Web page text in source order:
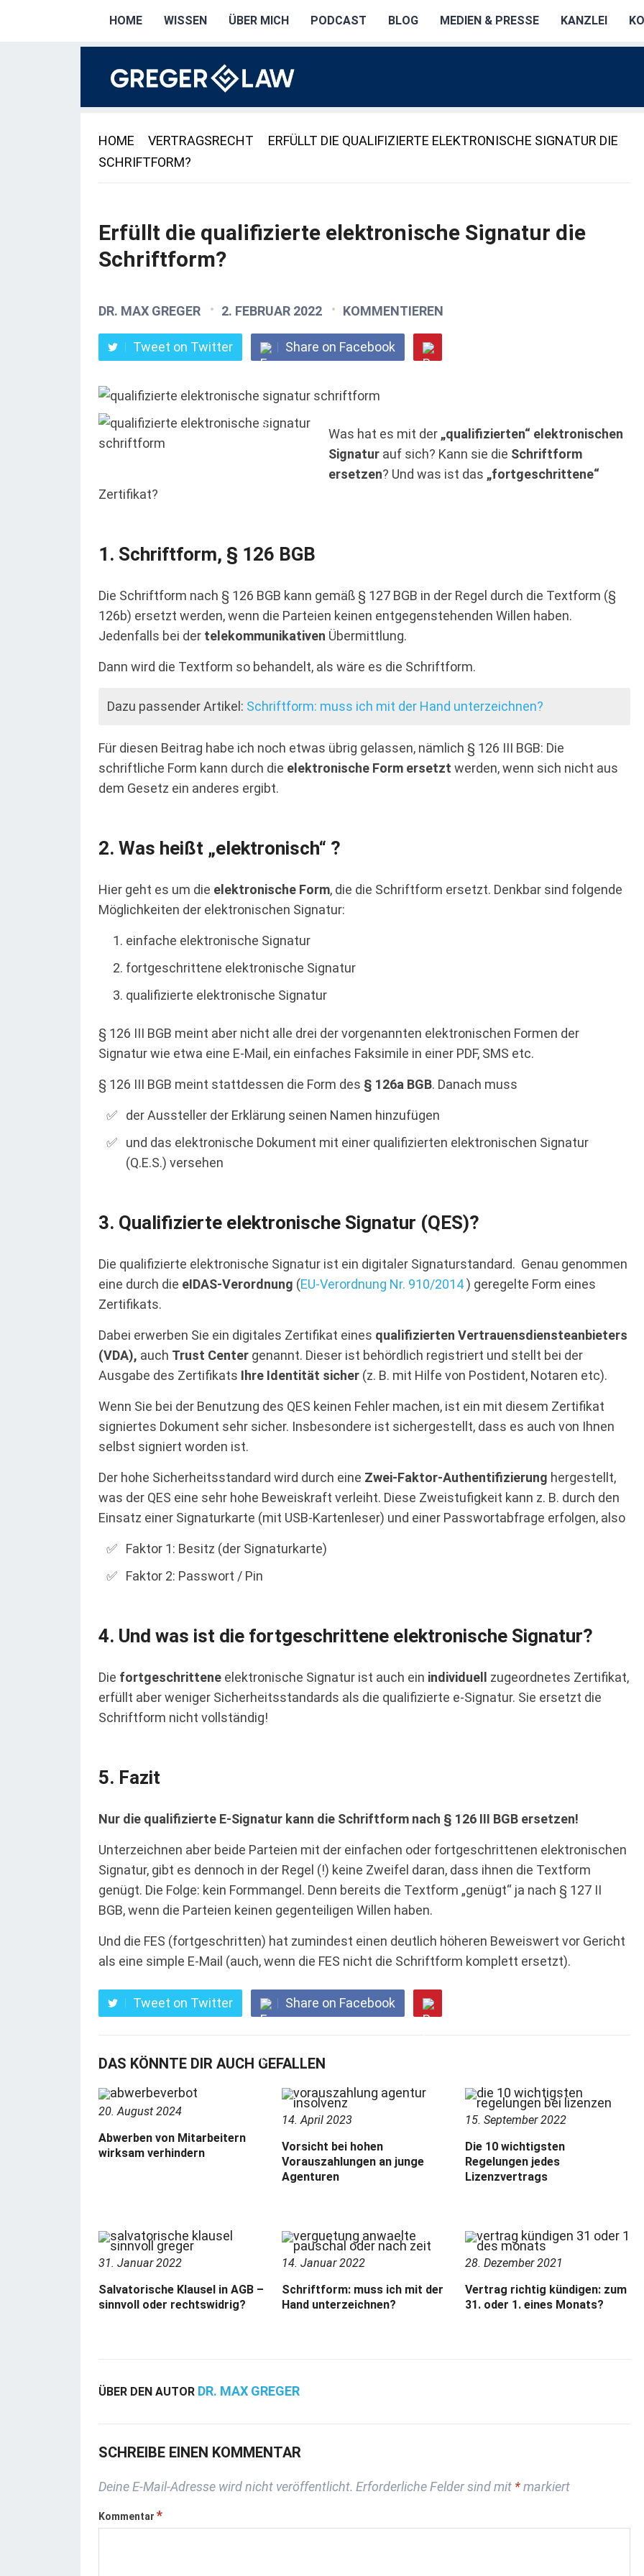
HOME WISSEN ÜBER MICH PODCAST BLOG MEDIEN & PRESSE KANZLEI
HOME VERTRAGSRECHT
ERFÜLLT DIE QUALIFIZIERTE ELEKTRONISCHE SIGNATUR DIE
SCHRIFTFORM?
Erfüllt die qualifizierte elektronische Signatur die
Schriftform?
DR. MAX GREGER 2. FEBRUAR 2022 KOMMENTIEREN
Tweet on Twitter Share on Facebook
Was hat es mit der „qualifizierten“ elektronischen
Signatur auf sich? Kann sie die Schriftform
ersetzen? Und was ist das „fortgeschrittene“
Zertifikat?
Schriftform, § 126 BGB
Die Schriftform nach § 126 BGB kann gemäß § 127 BGB in der Regel durch die Textform (§
126b) ersetzt werden, wenn die Parteien keinen entgegenstehenden Willen haben.
Jedenfalls bei der telekommunikativen Übermittlung.
Dann wird die Textform so behandelt, als wäre es die Schriftform.
Dazu passender Artikel: Schriftform: muss ich mit der Hand unterzeichnen?
Für diesen Beitrag habe ich noch etwas übrig gelassen, nämlich § 126 III BGB: Die
schriftliche Form kann durch die elektronische Form ersetzt werden, wenn sich nicht aus
dem Gesetz ein anderes ergibt.
Was heißt „elektronisch“ ?
Hier geht es um die elektronische Form, die die Schriftform ersetzt. Denkbar sind folgende
Möglichkeiten der elektronischen Signatur:
einfache elektronische Signatur
fortgeschrittene elektronische Signatur
qualifizierte elektronische Signatur
§ 126 III BGB meint aber nicht alle drei der vorgenannten elektronischen Formen der
Signatur wie etwa eine E-Mail, ein einfaches Faksimile in einer PDF, SMS etc.
§ 126 III BGB meint stattdessen die Form des § 126a BGB. Danach muss
der Aussteller der Erklärung seinen Namen hinzufügen
und das elektronische Dokument mit einer qualifizierten elektronischen Signatur
(Q.E.S.) versehen
Qualifizierte elektronische Signatur (QES)?
Die qualifizierte elektronische Signatur ist ein digitaler Signaturstandard. Genau genommen
eine durch die eIDAS-Verordnung (EU-Verordnung Nr. 910/2014) geregelte Form eines
Zertifikats.
Dabei erwerben Sie ein digitales Zertifikat eines qualifizierten Vertrauensdiensteanbieters
(VDA), auch Trust Center genannt. Dieser ist behördlich registriert und stellt bei der
Ausgabe des Zertifikats Ihre Identität sicher (z. B. mit Hilfe von Postident, Notaren etc).
Wenn Sie bei der Benutzung des QES keinen Fehler machen, ist ein mit diesem Zertifikat
signiertes Dokument sehr sicher. Insbesondere ist sichergestellt, dass es auch von Ihnen
selbst signiert worden ist.
Der hohe Sicherheitsstandard wird durch eine Zwei-Faktor-Authentifizierung hergestellt,
was der QES eine sehr hohe Beweiskraft verleiht. Diese Zweistufigkeit kann z. B. durch den
Einsatz einer Signaturkarte (mit USB-Kartenleser) und einer Passwortabfrage erfolgen, also
Faktor 1: Besitz (der Signaturkarte)
Faktor 2: Passwort / Pin
Und was ist die fortgeschrittene elektronische Signatur?
Die fortgeschrittene elektronische Signatur ist auch ein individuell
zugeordnetes Zertifikat,
erfüllt aber weniger Sicherheitsstandards als die qualifizierte e-Signatur. Sie ersetzt die
Schriftform nicht vollständig!
Fazit
Nur die qualifizierte E-Signatur kann die Schriftform nach § 126 III BGB ersetzen!
Unterzeichnen aber beide Parteien mit der einfachen oder fortgeschrittenen elektronischen
Signatur, gibt es dennoch in der Regel (!) keine Zweifel daran, dass ihnen die Textform
genügt. Die Folge: kein Formmangel. Denn bereits die Textform „genügt“ ja nach § 127 II
BGB, wenn die Parteien keinen gegenteiligen Willen haben.
Und die FES (fortgeschritten) hat zumindest einen deutlich höheren Beweiswert vor Gericht
als eine simple E-Mail (auch, wenn die FES nicht die Schriftform komplett ersetzt).
Tweet on Twitter Share on Facebook
DAS KÖNNTE DIR AUCH GEFALLEN
20. August 2024
Abwerben von Mitarbeitern
wirksam verhindern
14. April 2023
Vorsicht bei hohen
Vorauszahlungen an junge
Agenturen
15. September 2022
Die 10 wichtigsten
Regelungen jedes
Lizenzvertrags
31. Januar 2022
Salvatorische Klausel in AGB –
sinnvoll oder rechtswidrig?
14. Januar 2022
Schriftform: muss ich mit der
Hand unterzeichnen?
28. Dezember 2021
Vertrag richtig kündigen: zum
31. oder 1. eines Monats?
ÜBER DEN AUTOR DR. MAX GREGER
SCHREIBE EINEN KOMMENTAR
Deine E-Mail-Adresse wird nicht veröffentlicht. Erforderliche Felder sind mit *markiert
Kommentar *